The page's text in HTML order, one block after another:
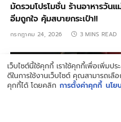
มัดรวมโปรโมชั่น ร้านอาหารวัน
อิ่มถูกใจ คุ้มสบายกระเป๋า!!
กรกฎาคม 24, 2026 3 MINS READ
เว็บไซต์นี้ใช้คุกกี้ เราใช้คุกกี้เพื่อเพิ่ม
ดีในการใช้งานเว็บไซต์ คุณสามารถเ
คุกกี้ได้ โดยคลิก การตั้งค่าคุกกี้ นโย